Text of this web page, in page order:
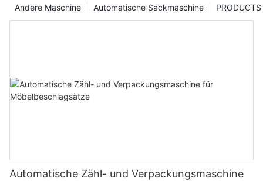
PRODUCTS
Automatische Sackmaschine
Andere Maschine
Automatische Zähl- und Verpackungsmaschine